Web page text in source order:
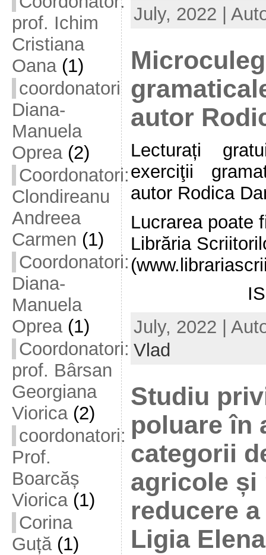
prof. Ichim
Cristiana
Oana(1)
coordonatori
Diana-
Manuela
Oprea(2)
Coordonatori:
Clondireanu
Andreea
Carmen (1)
Coordonatori:
Diana-
Manuela
Oprea(1)
Coordonatori:
prof. Bârsan
Georgiana
Viorica(2)
coordonatori:
Prof.
Boarcăș
Viorica(1)
Corina
Guță(1)
July, 2022 |
autor
Lecturați
exerciţii
autor Rodica
Lucrarea poate
Librăria
July, 2022 |
Vlad
Studiu
poluare în
categorii
agricole și
reducere
Ligia